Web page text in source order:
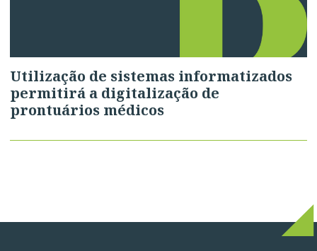
Utilização de sistemas informatizados
permitirá a digitalização de
prontuários médicos